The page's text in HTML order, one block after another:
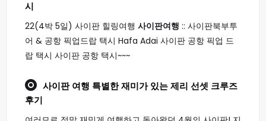
시
22(4박 5일) 사이판 힐링여행 사이판여행 :: 사이판북부투
어 & 공항 픽업드랍 택시 Hafa Adai 사이판 공항 픽업 드
랍 택시 사이판 공항 택시~~~
사이판 여행 특별한 재미가 있는 제리 선셋 크루즈
후기